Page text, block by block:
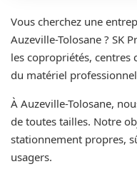
Vous cherchez une
Auzeville-Tolosane ? SK
les copropriétés, centres
du matériel
À Auzeville-Tolosane,
de toutes tailles. Notre
stationnement propres,
usagers.